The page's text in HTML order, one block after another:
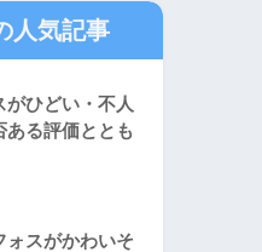
人気記事
ひどい・不人
ある評価ととも
ォスがかわいそ